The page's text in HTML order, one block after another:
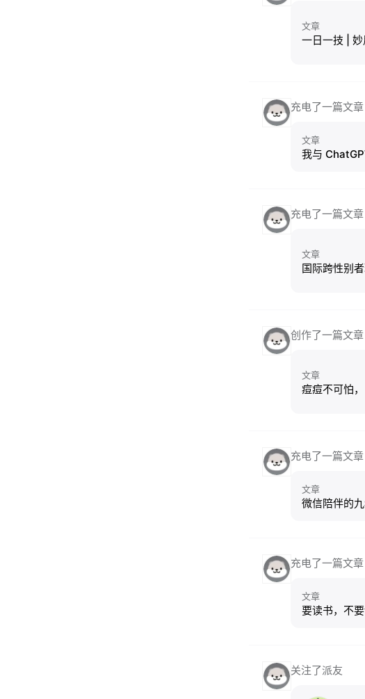
文章
一日一技 |
充电了一篇文章
文章
我与
充电了一篇文章
文章
国际跨性别
创作了一篇文章
文章
痘痘不可怕
充电了一篇文章
文章
微信陪伴的
充电了一篇文章
文章
要读书，不
关注了派友